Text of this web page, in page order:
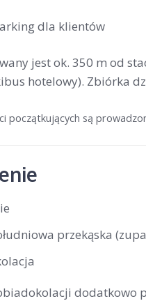
dla klientów
jest ok. 350 m od
hotelowy). Zbiórka
początkujących są
przekąska
dodatkowo